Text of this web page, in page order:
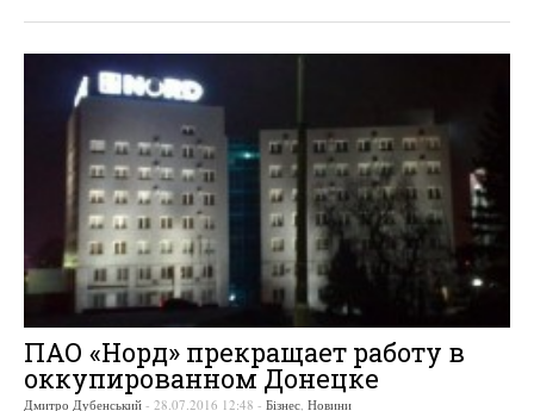
ПАО «Норд» прекращает работу в
оккупированном Донецке
Дмитро Дубенський - 28.07.2016 12:48 - Бізнес, Новини